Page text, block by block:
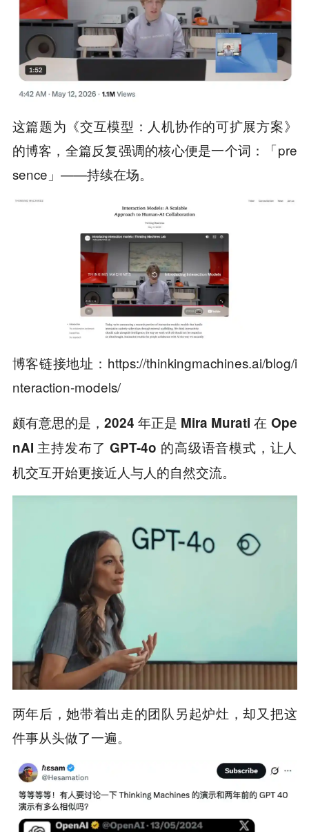
这篇题为《交互模型：人机协作的可扩展方案》
的博客，全篇反复强调的核心便是一个词：「pre
sence」——持续在场。
博客链接地址：https://thinkingmachines.ai/blog/i
nteraction-models/
颇有意思的是， 2024 年正是 Mira Murati 在 Ope
nAI 主持发布了 GPT-4o 的高级语音模式，让人
机交互开始更接近人与人的自然交流。
两年后，她带着出走的团队另起炉灶，却又把这
件事从头做了一遍。